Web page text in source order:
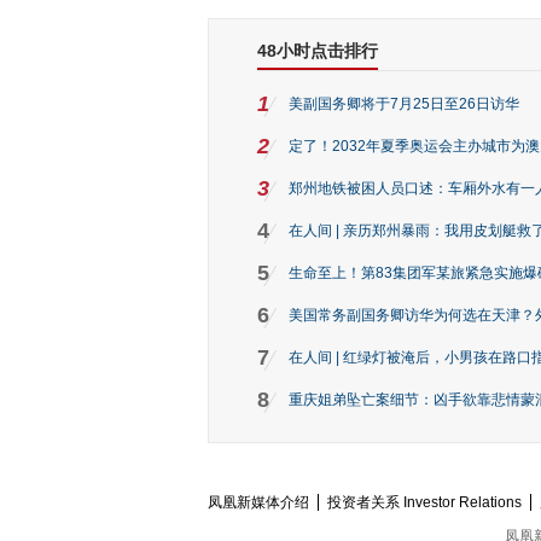
48小时点击排行
1 美副国务卿将于7月25日至26日访华
2 定了！2032年夏季奥运会主办城市为
3 郑州地铁被困人员口述：车厢外水有一
4 在人间 | 亲历郑州暴雨：我用皮划艇救
5 生命至上！第83集团军某旅紧急实施爆
6 美国常务副国务卿访华为何选在天津？
7 在人间 | 红绿灯被淹后，小男孩在路口
8 重庆姐弟坠亡案细节：凶手欲靠悲情蒙
凤凰新媒体介绍 投资者关系 Investor Relations
凤凰